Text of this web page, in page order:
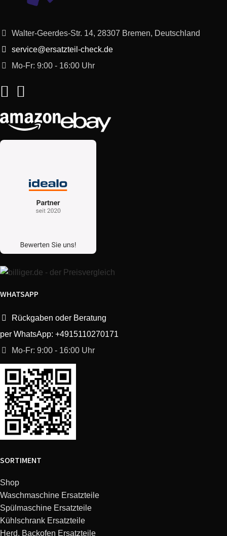
Bosch KGV73E40/04
Bosch
Bosch KGV39X00/03
Bosch KGV36V30/11
Bosch KGV33V00/08
Bosch KGV36X42/08
Bosch KGV33X41/06
Bosch KGV39X43/04
Bosch KGV36V03IE/98
Bosch KGV36X71/99
Bosch
Bosch
Bosch KGV36X10GB/02
Walter-Geerdes-Str. 14, 28307 Bremen, Deutschland
service@ersatzteil-check.de
Mo-Fr: 9:00 - 16:00 Uhr
WHATSAPP
Rückgaben oder Beratung
per WhatsApp: +4915110270171
Mo-Fr: 9:00 - 16:00 Uhr
SORTIMENT
Shop
Waschmaschine Ersatzteile
Spülmaschine Ersatzteile
Kühlschrank Ersatzteile
Herd, Backofen Ersatzteile